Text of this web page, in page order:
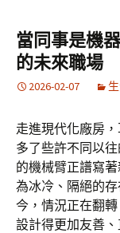
要
內
容
當同事是機
的未來職場
2026-02-07
走進現代化廠房
多了些許不同以
的機械臂正譜寫
為冰冷、隔絕的
今，情況正在翻
設計得更加友善